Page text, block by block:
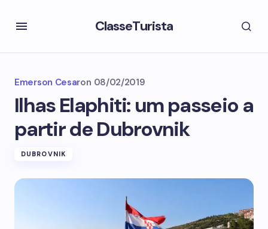
ClasseTurista
Emerson Cesaron 08/02/2019
Ilhas Elaphiti: um passeio a
partir de Dubrovnik
DUBROVNIK